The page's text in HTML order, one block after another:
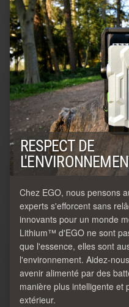
RESPECT DE
Chez EGO, nous pensons
experts s'efforcent sans
innovants pour un monde
Lithium™ d'EGO ne sont
que l'essence, elles sont
l'environnement. Aidez-
avenir alimenté par des
manière plus intelligente et
extérieur.